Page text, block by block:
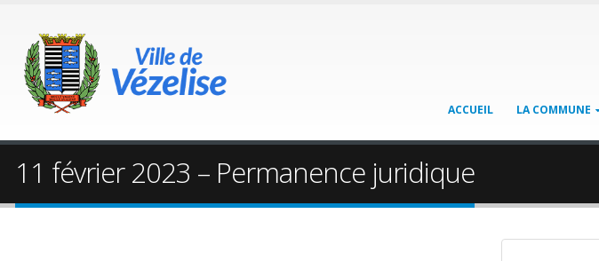
ACCUEIL LA COMMUNE
11 février 2023 – Permanence juridique